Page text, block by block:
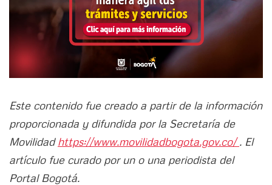
Este contenido fue creado a partir de la información
proporcionada y difundida por la Secretaría de
Movilidadhttps://www.movilidadbogota.gov.co/. El
artículo fue curado por un o una periodista del
Portal Bogotá.